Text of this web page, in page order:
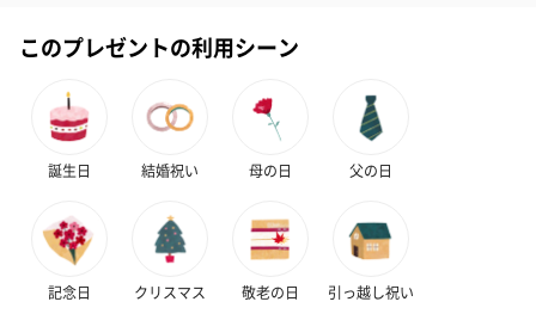
このプレゼントの利用シーン
誕生日 結婚祝い 母の日 父の日
記念日 クリスマス 敬老の日 引っ越し祝い